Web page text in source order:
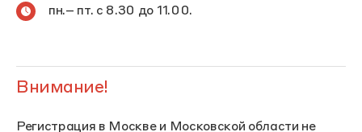
пн.– пт. с 8.30 до 11.00.
Внимание!
Регистрация в Москве и Московской области не